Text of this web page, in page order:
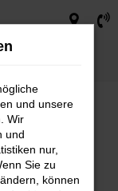
und unsere
Wir
und
nur,
Sie zu
können